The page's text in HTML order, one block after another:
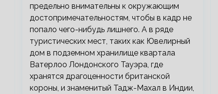
предельно внимательны к окружающим
достопримечательностям, чтобы в кадр не
попало чего-нибудь лишнего. А в ряде
туристических мест, таких как Ювелирный
дом в подземном хранилище квартала
Ватерлоо Лондонского Тауэра, где
хранятся драгоценности британской
короны, и знаменитый Тадж-Махал в Индии,